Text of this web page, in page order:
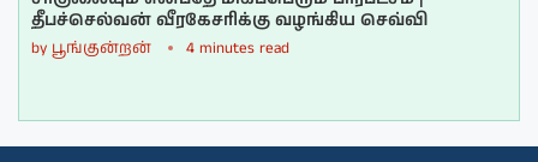
தீபச்செல்வன் வீரகேசரிக்கு வழங்கிய செவ்வி
by பூங்குன்றன் 4 minutes read